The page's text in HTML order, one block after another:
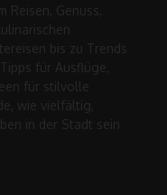
Genuss,
bis zu Trends
für Ausflüge,
für stilvolle
wie vielfältig,
in der Stadt sein